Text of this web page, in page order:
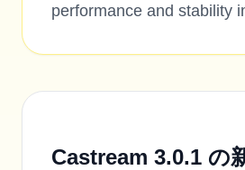
performance and stability
Castream 3.0.1 の